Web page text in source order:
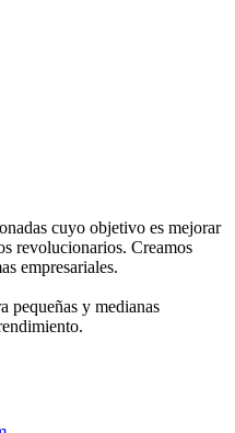
cuyo objetivo es mejorar
revolucionarios. Creamos
empresariales.
pequeñas y medianas